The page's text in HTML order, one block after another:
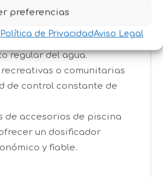
preferencias
Política de PrivacidadAviso Legal
que requieran
regular del agua.
recreativas o comunitarias
de control constante de
de accesorios de piscina
un dosificador
y fiable.